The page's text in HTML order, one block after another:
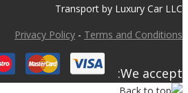
Transport by Luxury Car LLC
Privacy Policy - Terms and Conditions
We accept: